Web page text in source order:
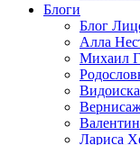
Блоги
Блог
Алла
Михаил
Лариса